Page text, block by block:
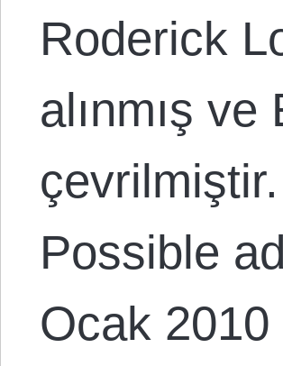
Roderick
alınmış
Possible
Ocak 2010